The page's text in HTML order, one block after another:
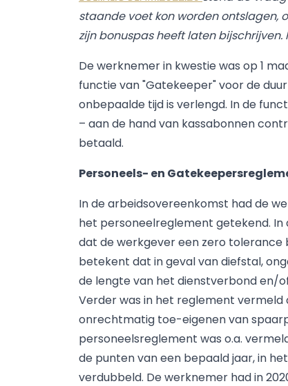
staande voet kon worden ontslagen,
zijn bonuspas heeft laten
De werknemer in kwestie was op 1
functie van "Gatekeeper" voor de
onbepaalde tijd is verlengd. In de
– aan de hand van kassabonnen
betaald.
Personeels- en
In de arbeidsovereenkomst had de
het personeelreglement getekend. In
dat de werkgever een zero
betekent dat in geval van diefstal,
de lengte van het dienstverbond en/
Verder was in het reglement
onrechtmatig toe-eigenen van
personeelsreglement was o.a.
de punten van een bepaald jaar, in
verdubbeld. De werknemer had in